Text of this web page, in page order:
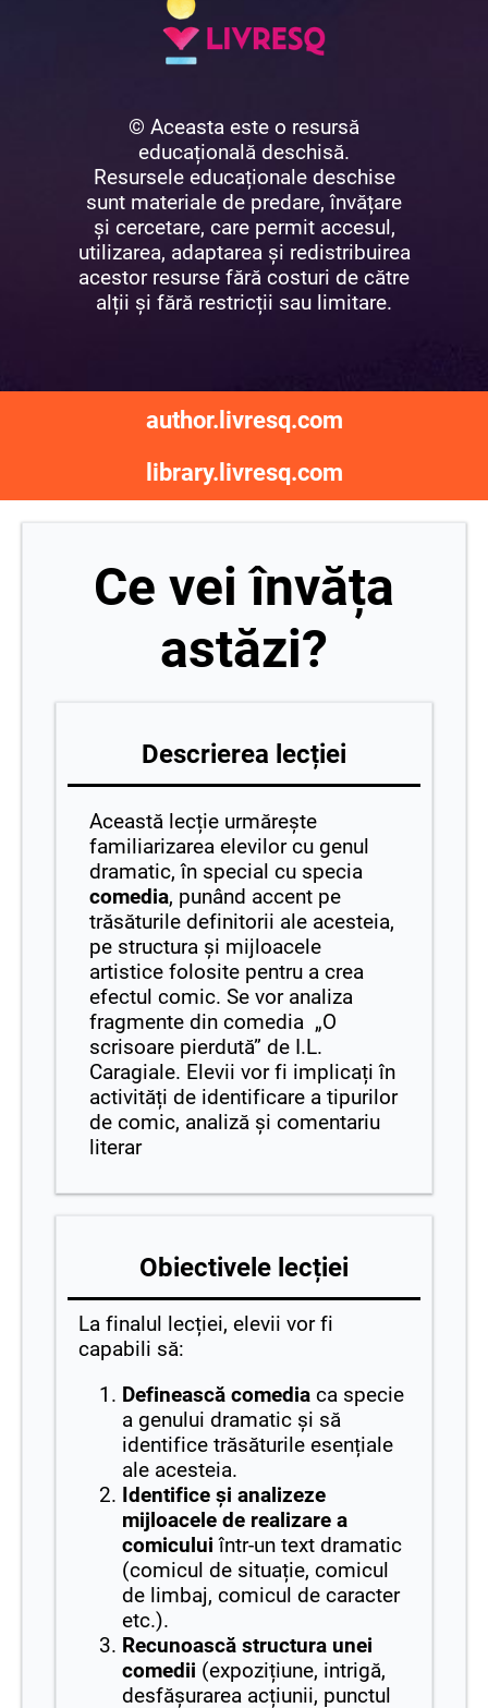
© Aceasta este o resursă
educațională deschisă.
Resursele educaționale deschise
sunt materiale de predare, învățare
și cercetare, care permit accesul,
utilizarea, adaptarea și redistribuirea
acestor resurse fără costuri de către
alții și fără restricții sau limitare.
author.livresq.com
library.livresq.com
Ce vei învăța
astăzi?
Descrierea lecției
Această lecție urmărește
familiarizarea elevilor cu genul
dramatic, în special cu specia
comedia, punând accent pe
trăsăturile definitorii ale acesteia,
pe structura și mijloacele
artistice folosite pentru a crea
efectul comic. Se vor analiza
fragmente din comedia „O
scrisoare pierdută” de I.L.
Caragiale. Elevii vor fi implicați în
activități de identificare a tipurilor
de comic, analiză și comentariu
literar
Obiectivele lecției
La finalul lecției, elevii vor fi
capabili să:
Definească comedia ca specie
a genului dramatic și să
identifice trăsăturile esențiale
ale acesteia.
Identifice și analizeze
mijloacele de realizare a
comicului într-un text dramatic
(comicul de situație, comicul
de limbaj, comicul de caracter
etc.).
Recunoască structura unei
comedii (expozițiune, intrigă,
desfășurarea acțiunii, punctul